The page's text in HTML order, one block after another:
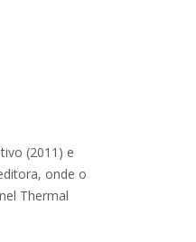
(2011) e
onde o
Thermal